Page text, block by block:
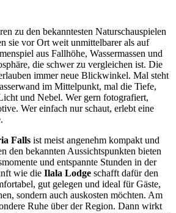
zu den bekanntesten Naturschauspielen
sie vor Ort weit unmittelbarer als auf
aus Fallhöhe, Wassermassen und
die schwer zu vergleichen ist. Die
immer neue Blickwinkel. Mal steht
im Mittelpunkt, mal die Tiefe,
und Nebel. Wer gern fotografiert,
Wer einfach nur schaut, erlebt eine
Falls ist meist angenehm kompakt und
den bekannten Aussichtspunkten bieten
und entspannte Stunden in der
wie die Ilala Lodge schafft dafür den
gut gelegen und ideal für Gäste,
sondern auch auskosten möchten. Am
Ruhe über der Region. Dann wirkt